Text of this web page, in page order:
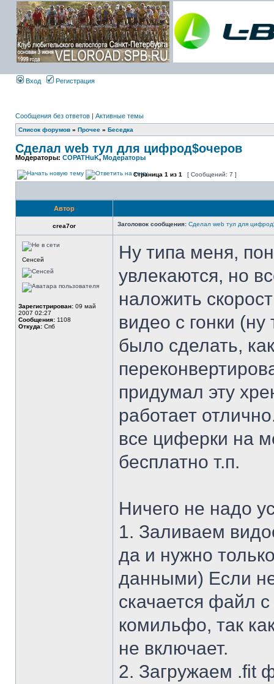
Вход Регистрация
Сообщения без ответов | Активные темы
Список форумов » Прочее » Беседка
Сделал web тул для цифрод$очеров
Модераторы: COPATHuK,Модераторы
Страница 1 из 1 [ Сообщений: 7 ]
Автор
crea7or Заголовок сообщения: Сделал web тул для
Сенсей
Зарегистрирован: 09 май
2007 02:27
Сообщения: 1108
Откуда: Спб
Ну типа меня,
увлекаются, но
наложить
видео с гонки
было сделать,
придумал эту
работает
все циферки на
бесплатно т.п.
Ничего не надо
1. Заливаем
да и нужно
данными) Если не
скачается файл
комильфо, так
не включает.
2. Загружаем .fit